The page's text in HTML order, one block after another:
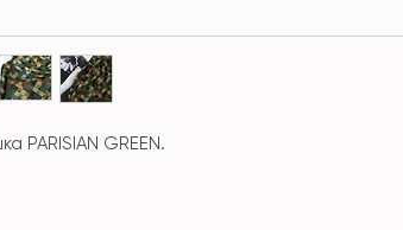
PARISIAN GREEN.